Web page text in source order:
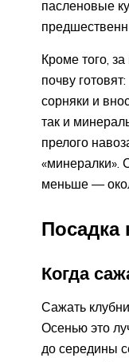
пасленовые
Кроме того,
почву
сорняки и
так и
прелого
меньше —
Посадка
Когда
Сажать
Осенью это
до середины